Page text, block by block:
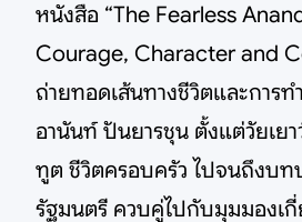
หนังสือ “The Fearless
Courage, Character and
ถ่ายทอดเส้นทางชีวิตและการท
อานันท์ ปันยารชุน ตั้งแต่วัยเยา
ทูต ชีวิตครอบครัว ไปจนถึงบท
รัฐมนตรี ควบคู่ไปกับมุมมองเ